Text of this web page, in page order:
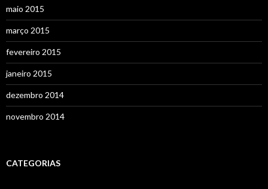
maio 2015
março 2015
fevereiro 2015
janeiro 2015
dezembro 2014
novembro 2014
CATEGORIAS